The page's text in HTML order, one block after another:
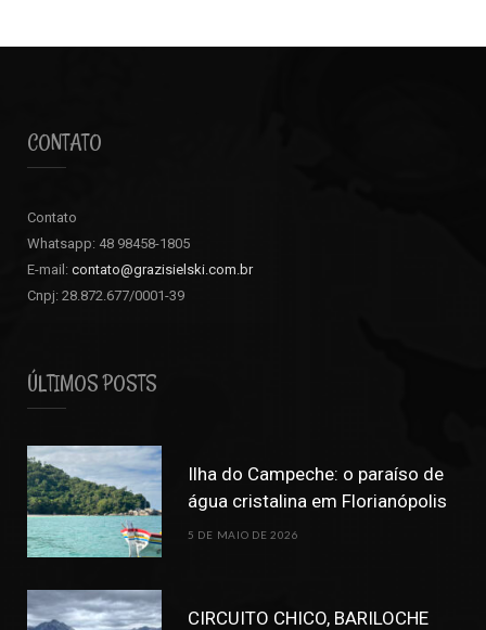
CONTATO
Contato
Whatsapp: 48 98458-1805
E-mail: contato@grazisielski.com.br
Cnpj: 28.872.677/0001-39
ÚLTIMOS POSTS
Ilha do Campeche: o paraíso de
água cristalina em Florianópolis
5 DE MAIO DE 2026
CIRCUITO CHICO, BARILOCHE